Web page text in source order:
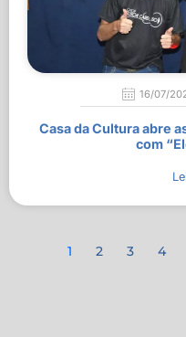
16/07/
Casa da Cultura abre
com
1 2 3 4